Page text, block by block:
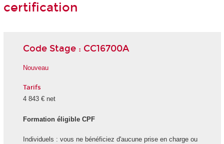
certification
Code Stage : CC16700A
Nouveau
Tarifs
4 843 € net
Formation éligible CPF
Individuels : vous ne bénéficiez d'aucune prise en charge ou